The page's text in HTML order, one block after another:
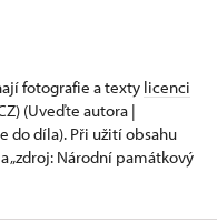
fotografie a texty licenci
(Uveďte autora |
do díla). Při užití obsahu
„zdroj: Národní památkový